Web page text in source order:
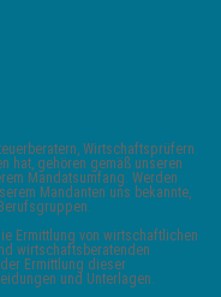
Wirtschaftsprüfern
hat, gehören gemäß unseren
Mandatsumfang. Werden
Mandanten uns bekannte,
Ermittlung von wirtschaftlichen
wirtschaftsberatenden
Ermittlung dieser
und Unterlagen.